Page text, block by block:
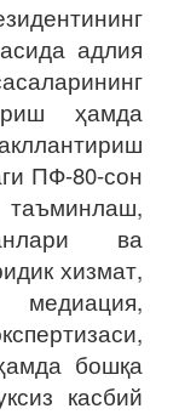
адлия
ҳамда
ПФ-80-сон
ва
хизмат,
бошқа
касбий